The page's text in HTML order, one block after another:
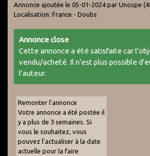
Annonce ajoutée le 05-01-2024 par Unospe
Localisation: France - Doubs
Annonce close
Cette annonce a été satisfaite car
vendu/acheté. Il n'est plus possible
l'auteur.
Remonter l'annonce
Votre annonce a été postée il
y a plus de 3 semaines. Si
vous le souhaitez, vous
pouvez l'actualiser à la date
actuelle pour la faire